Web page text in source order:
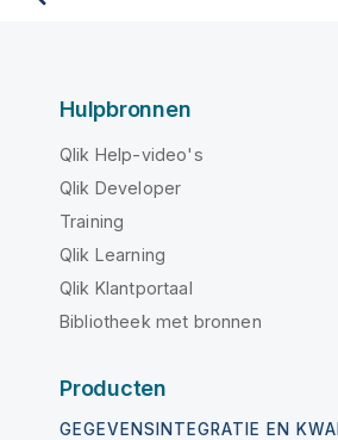
Hulpbronnen
Qlik Help-video's
Qlik Developer
Training
Qlik Learning
Qlik Klantportaal
Bibliotheek met bronnen
Producten
GEGEVENSINTEGRATIE EN